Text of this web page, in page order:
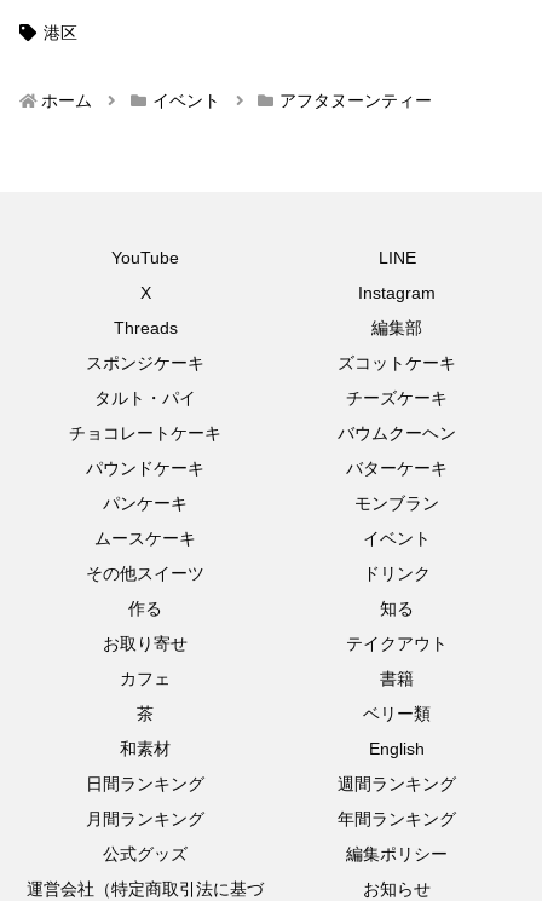
港区
ホーム イベント アフタヌーンティー
YouTube
LINE
X
Instagram
Threads
編集部
スポンジケーキ
ズコットケーキ
タルト・パイ
チーズケーキ
チョコレートケーキ
バウムクーヘン
パウンドケーキ
バターケーキ
パンケーキ
モンブラン
ムースケーキ
イベント
その他スイーツ
ドリンク
作る
知る
お取り寄せ
テイクアウト
カフェ
書籍
茶
ベリー類
和素材
English
日間ランキング
週間ランキング
月間ランキング
年間ランキング
公式グッズ
編集ポリシー
運営会社（特定商取引法に基づ
お知らせ